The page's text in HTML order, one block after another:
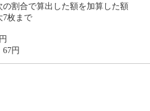
の割合で算出した額を加算した額
7枚まで
円